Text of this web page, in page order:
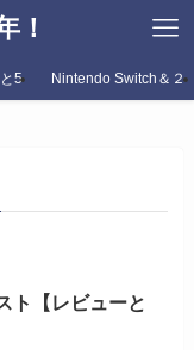
！
5 Nintendo Switch＆２
ト【レビューと